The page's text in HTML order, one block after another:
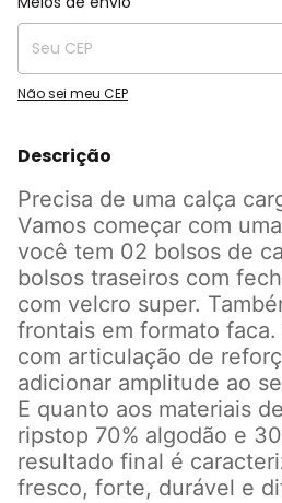
Não sei meu CEP
Descrição
Precisa de uma calça
Vamos começar com
você tem 02 bolsos de
bolsos traseiros com
com velcro super.
frontais em formato
com articulação de
adicionar amplitude ao
E quanto aos materiais
ripstop 70% algodão e
resultado final é
fresco, forte, durável e